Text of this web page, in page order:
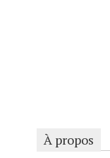
À propos